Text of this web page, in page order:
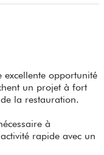
opportunité
un projet à fort
la restauration.
à
rapide avec un